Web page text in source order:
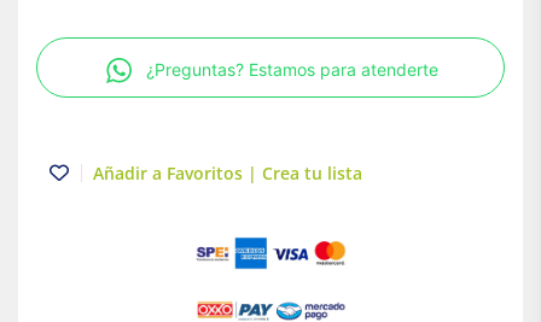
LED
Empotrable
para
Cálida
¿Preguntas? Estamos para atenderte
Añadir a Favoritos | Crea tu lista